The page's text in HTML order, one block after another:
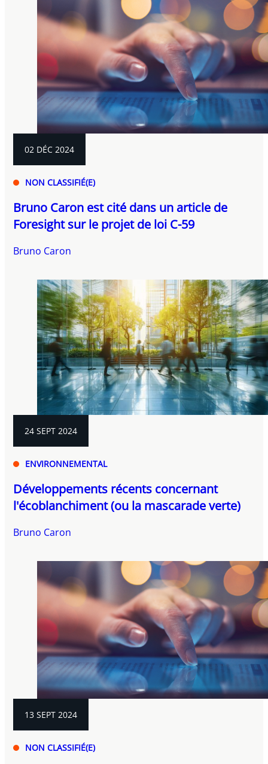
02 DÉC 2024
NON CLASSIFIÉ(E)
Bruno Caron est cité dans un article de
Foresight sur le projet de loi C-59
Bruno Caron
24 SEPT 2024
ENVIRONNEMENTAL
Développements récents concernant
l'écoblanchiment (ou la mascarade verte)
Bruno Caron
13 SEPT 2024
NON CLASSIFIÉ(E)